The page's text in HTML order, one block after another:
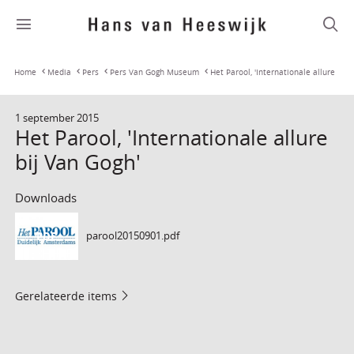
Home Media Pers Pers Van Gogh Museum Het Parool, 'Internationale allure
bij Van Gogh'
1 september 2015
Het Parool, 'Internationale allure
bij Van Gogh'
Downloads
PDF parool20150901.pdf
Gerelateerde items